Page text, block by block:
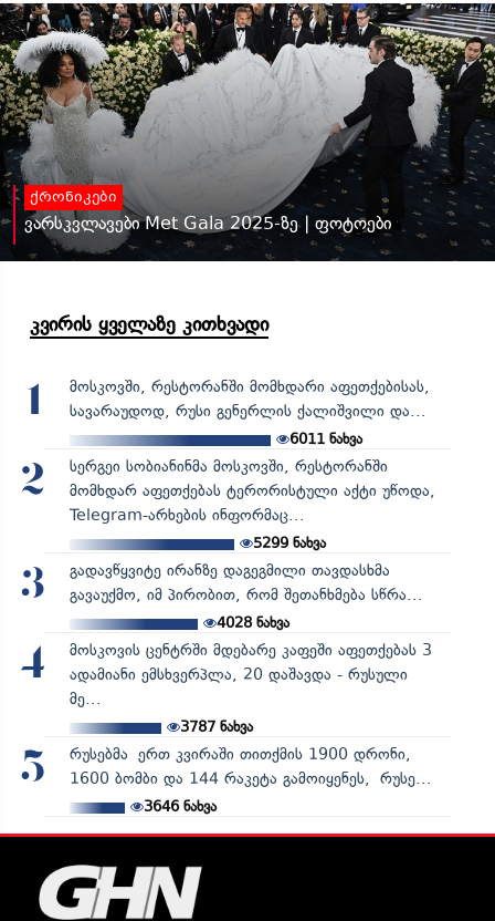
ქრონიკები
ვარსკვლავები Met Gala 2025-ზე | ფოტოები
კვირის ყველაზე კითხვადი
1
მოსკოვში, რესტორანში მომხდარი აფეთქებისას,
სავარაუდოდ, რუსი გენერლის ქალიშვილი და...
6011 ნახვა
2
სერგეი სობიანინმა მოსკოვში, რესტორანში
მომხდარ აფეთქებას ტერორისტული აქტი უწოდა,
Telegram-არხების ინფორმაც...
5299ნახვა
3
გადავწყვიტე ირანზე დაგეგმილი თავდასხმა
გავაუქმო, იმ პირობით, რომ შეთანხმება სწრა...
4028ნახვა
4
მოსკოვის ცენტრში მდებარე კაფეში აფეთქებას 3
ადამიანი ემსხვერპლა, 20 დაშავდა - რუსული
მე...
3787ნახვა
5
რუსებმა ერთ კვირაში თითქმის 1900 დრონი,
1600 ბომბი და 144 რაკეტა გამოიყენეს, რუსე...
3646ნახვა